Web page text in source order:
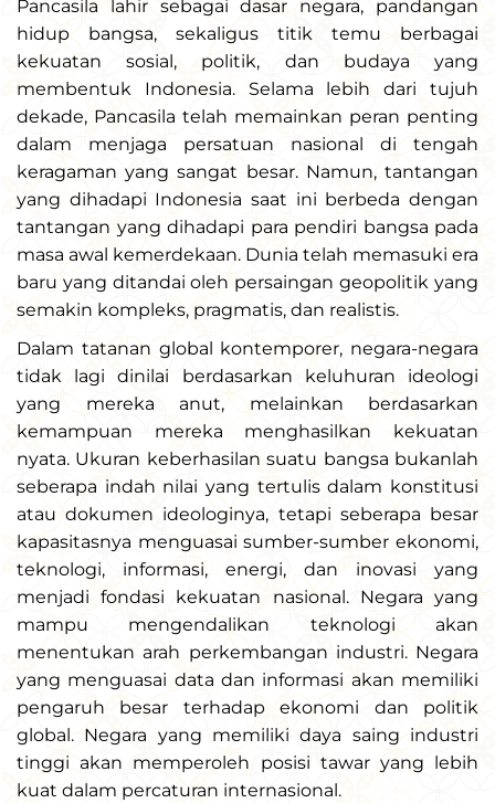
Pancasila lahir sebagai dasar negara, pandangan
hidup bangsa, sekaligus titik temu berbagai
kekuatan sosial, politik, dan budaya yang
membentuk Indonesia. Selama lebih dari tujuh
dekade, Pancasila telah memainkan peran penting
dalam menjaga persatuan nasional di tengah
keragaman yang sangat besar. Namun, tantangan
yang dihadapi Indonesia saat ini berbeda dengan
tantangan yang dihadapi para pendiri bangsa pada
masa awal kemerdekaan. Dunia telah memasuki era
baru yang ditandai oleh persaingan geopolitik yang
semakin kompleks, pragmatis, dan realistis.
Dalam tatanan global kontemporer, negara-negara
tidak lagi dinilai berdasarkan keluhuran ideologi
yang mereka anut, melainkan berdasarkan
kemampuan mereka menghasilkan kekuatan
nyata. Ukuran keberhasilan suatu bangsa bukanlah
seberapa indah nilai yang tertulis dalam konstitusi
atau dokumen ideologinya, tetapi seberapa besar
kapasitasnya menguasai sumber-sumber ekonomi,
teknologi, informasi, energi, dan inovasi yang
menjadi fondasi kekuatan nasional. Negara yang
mampu mengendalikan teknologi akan
menentukan arah perkembangan industri. Negara
yang menguasai data dan informasi akan memiliki
pengaruh besar terhadap ekonomi dan politik
global. Negara yang memiliki daya saing industri
tinggi akan memperoleh posisi tawar yang lebih
kuat dalam percaturan internasional.